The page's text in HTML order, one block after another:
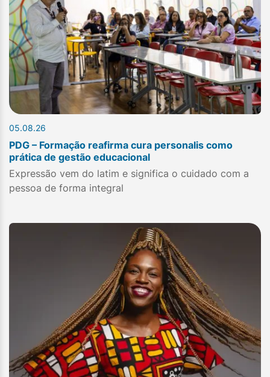
05.08.26
PDG – Formação reafirma cura personalis como
prática de gestão educacional
Expressão vem do latim e significa o cuidado com a
pessoa de forma integral